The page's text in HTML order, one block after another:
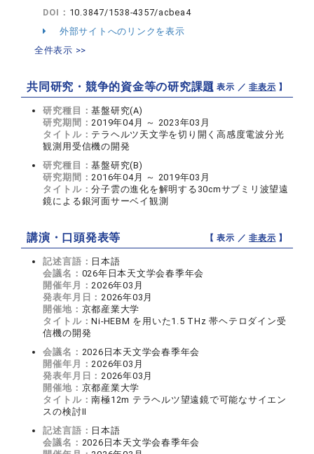
DOI： 10.3847/1538-4357/acbea4
外部サイトへのリンクを表示
全件表示 >>
共同研究・競争的資金等の研究課題【 表示 ／非表示 】
研究種目：基盤研究(A)
研究期間：2019年04月 ～ 2023年03月
タイトル： テラヘルツ天文学を切り開く高感度電波分光
観測用受信機の開発
研究種目：基盤研究(B)
研究期間：2016年04月 ～ 2019年03月
タイトル：分子雲の進化を解明する30cmサブミリ波望遠
鏡による銀河面サーベイ観測
講演・口頭発表等 【 表示 ／非表示 】
記述言語： 日本語
会議名： 026年日本天文学会春季年会
開催年月：2026年03月
発表年月日：2026年03月
開催地： 京都産業大学
タイトル：Ni-HEBM を用いた1.5 THz 帯ヘテロダイン受
信機の開発
会議名： 2026日本天文学会春季年会
開催年月：2026年03月
発表年月日：2026年03月
開催地： 京都産業大学
タイトル：南極12m テラヘルツ望遠鏡で可能なサイエン
スの検討II
記述言語： 日本語
会議名： 2026日本天文学会春季年会